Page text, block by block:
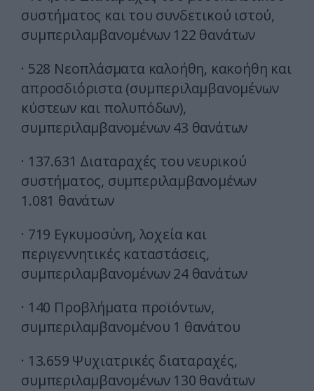
συστήματος και του συνδετικού ιστού,
συμπεριλαμβανομένων 122 θανάτων
· 528 Νεοπλάσματα καλοήθη, κακοήθη και
απροσδιόριστα (συμπεριλαμβανομένων
κύστεων και πολυπόδων),
συμπεριλαμβανομένων 43 θανάτων
· 137.631 Διαταραχές του νευρικού
συστήματος, συμπεριλαμβανομένων
1.081 θανάτων
· 719 Εγκυμοσύνη, λοχεία και
περιγεννητικές καταστάσεις,
συμπεριλαμβανομένων 24 θανάτων
· 140 Προβλήματα προϊόντων,
συμπεριλαμβανομένου 1 θανάτου
· 13.659 Ψυχιατρικές διαταραχές,
συμπεριλαμβανομένων 130 θανάτων